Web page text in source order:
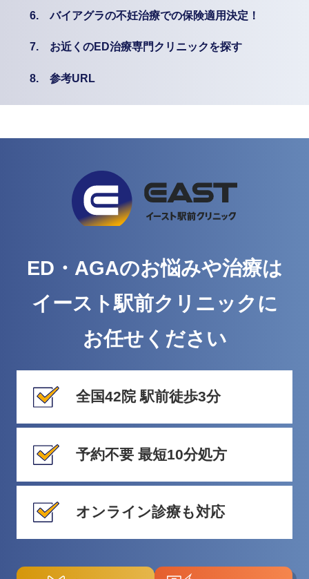
6. バイアグラの不妊治療での保険適用決定！
7. お近くのED治療専門クリニックを探す
8. 参考URL
ED・AGAのお悩みや治療は
イースト駅前クリニックに
お任せください
全国42院 駅前徒歩3分
予約不要 最短10分処方
オンライン診療も対応